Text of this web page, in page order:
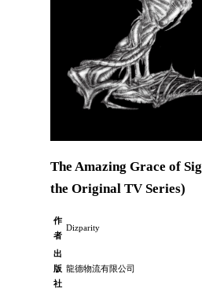
The Amazing Grace of
the Original TV Series)
作
者
Dizparity
出
版
社
龍德物流有限公司